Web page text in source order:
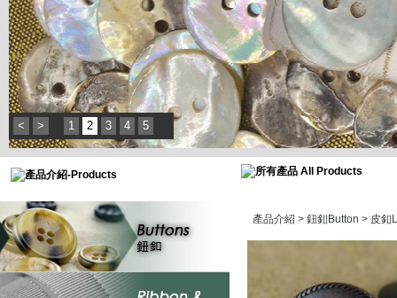
< > 1 2 3 4 5
產品介紹 > 鈕釦Button > 皮釦